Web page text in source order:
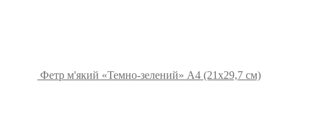
Фетр м'який «Темно-зелений» А4 (21х29,7 см)